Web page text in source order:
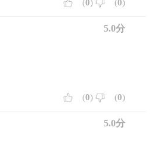
(0) (0)
5.0分
(0) (0)
5.0分